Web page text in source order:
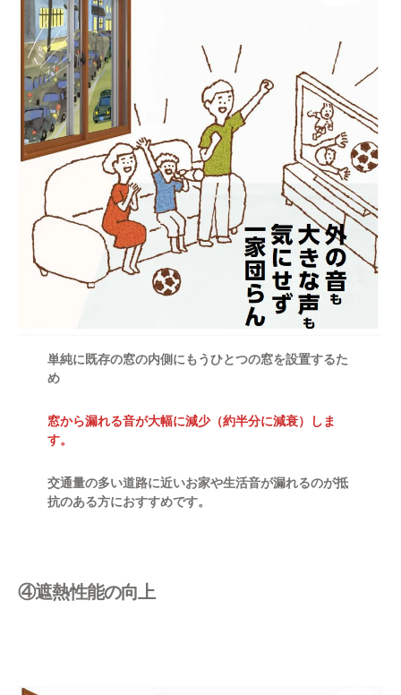
単純に既存の窓の内側にもうひとつの窓を設置するた
め
窓から漏れる音が大幅に減少（約半分に減衰）しま
す。
交通量の多い道路に近いお家や生活音が漏れるのが抵
抗のある方におすすめです。
④遮熱性能の向上